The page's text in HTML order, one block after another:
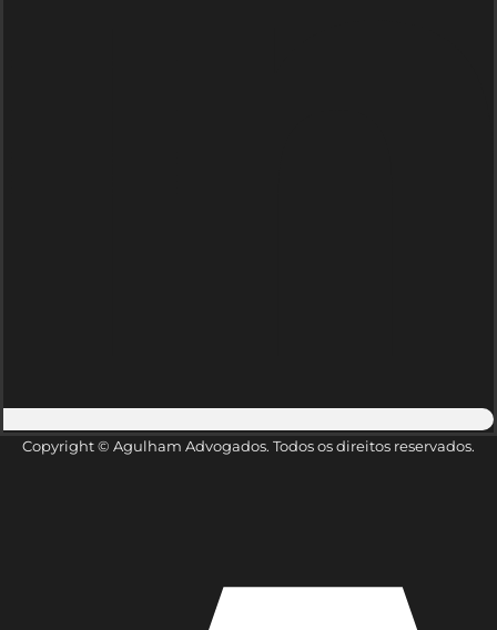
Copyright © Agulham Advogados. Todos os direitos reservados.